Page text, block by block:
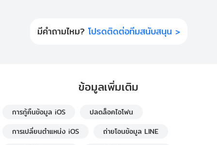
มีคำถามไหม? โปรดติดต่อทีมสนับสนุน >
ข้อมูลเพิ่มเติม
การกู้คืนข้อมูล iOS
ปลดล็อคไอโฟน
การเปลี่ยนตำแหน่ง iOS
ถ่ายโอนข้อมูล LINE